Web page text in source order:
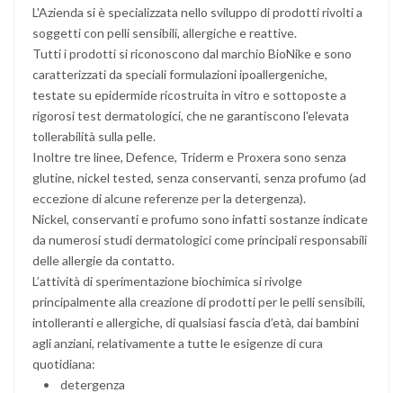
L'Azienda si è specializzata nello sviluppo di prodotti rivolti a
soggetti con pelli sensibili, allergiche e reattive.
Tutti i prodotti si riconoscono dal marchio BioNike e sono
caratterizzati da speciali formulazioni ipoallergeniche,
testate su epidermide ricostruita in vitro e sottoposte a
rigorosi test dermatologici, che ne garantiscono l'elevata
tollerabilità sulla pelle.
Inoltre tre linee, Defence, Triderm e Proxera sono senza
glutine, nickel tested, senza conservanti, senza profumo (ad
eccezione di alcune referenze per la detergenza).
Nickel, conservanti e profumo sono infatti sostanze indicate
da numerosi studi dermatologici come principali responsabili
delle allergie da contatto.
L’attività di sperimentazione biochimica si rivolge
principalmente alla creazione di prodotti per le pelli sensibili,
intolleranti e allergiche, di qualsiasi fascia d’età, dai bambini
agli anziani, relativamente a tutte le esigenze di cura
quotidiana:
• detergenza